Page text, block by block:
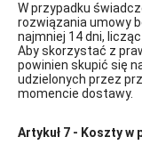
W przypadku
rozwiązania umowy
najmniej 14 dni,
Aby skorzystać z
powinien skupić się
udzielonych przez
momencie dostawy.
Artykuł 7 - Koszty w